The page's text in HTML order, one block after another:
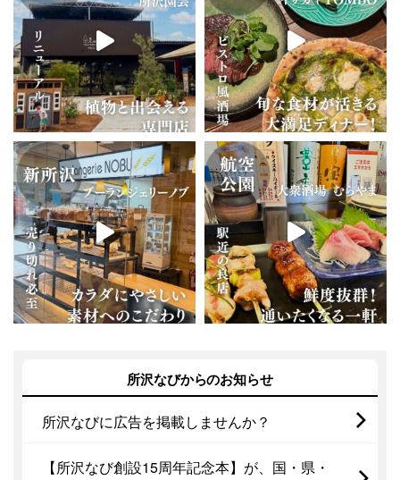
所沢なびからのお知らせ
所沢なびに広告を掲載しませんか？
【所沢なび創設15周年記念本】が、国・県・